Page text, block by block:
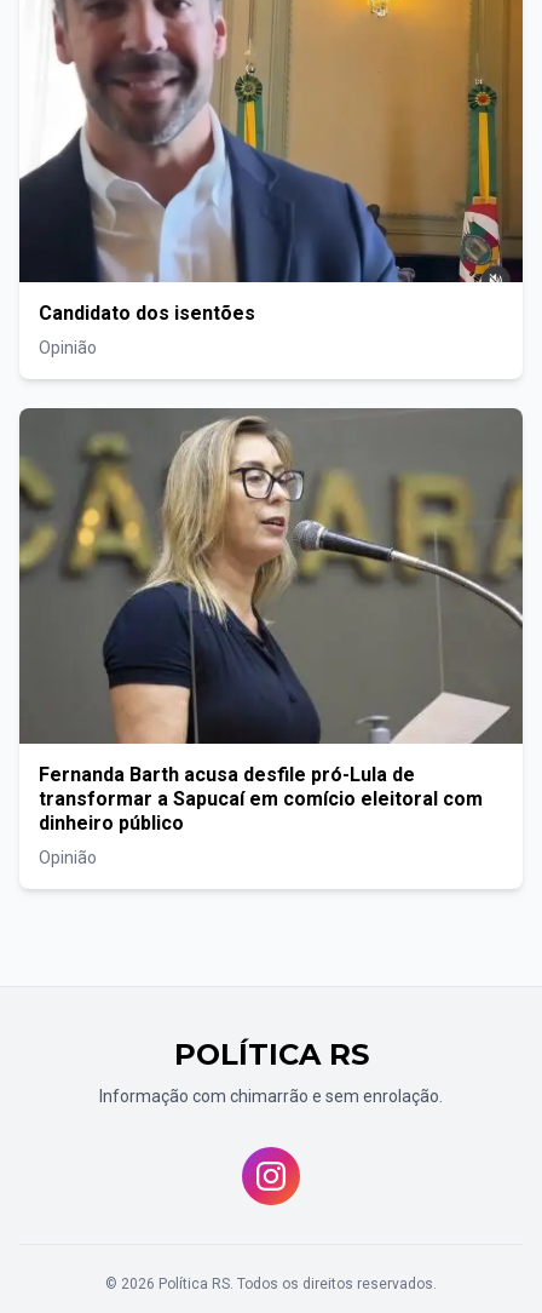
Candidato dos isentões
Opinião
Fernanda Barth acusa desfile pró-Lula de
transformar a Sapucaí em comício eleitoral com
dinheiro público
Opinião
POLÍTICA RS
Informação com chimarrão e sem enrolação.
© 2026 Política RS. Todos os direitos reservados.